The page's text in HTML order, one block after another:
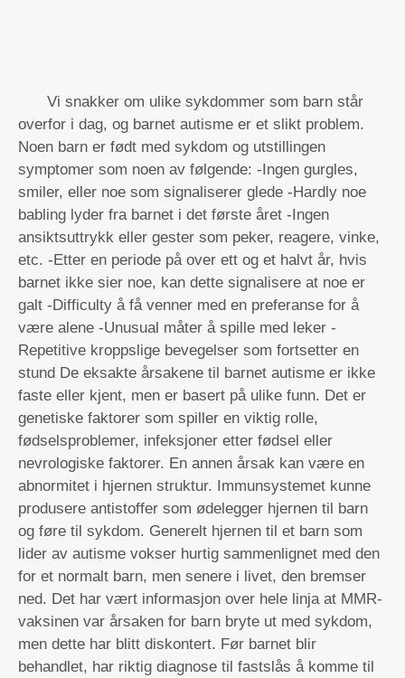
Vi snakker om ulike sykdommer som barn står
overfor i dag, og barnet autisme er et slikt problem.
Noen barn er født med sykdom og utstillingen
symptomer som noen av følgende: -Ingen gurgles,
smiler, eller noe som signaliserer glede -Hardly noe
babling lyder fra barnet i det første året -Ingen
ansiktsuttrykk eller gester som peker, reagere, vinke,
etc. -Etter en periode på over ett og et halvt år, hvis
barnet ikke sier noe, kan dette signalisere at noe er
galt -Difficulty å få venner med en preferanse for å
være alene -Unusual måter å spille med leker -
Repetitive kroppslige bevegelser som fortsetter en
stund De eksakte årsakene til barnet autisme er ikke
faste eller kjent, men er basert på ulike funn. Det er
genetiske faktorer som spiller en viktig rolle,
fødselsproblemer, infeksjoner etter fødsel eller
nevrologiske faktorer. En annen årsak kan være en
abnormitet i hjernen struktur. Immunsystemet kunne
produsere antistoffer som ødelegger hjernen til barn
og føre til sykdom. Generelt hjernen til et barn som
lider av autisme vokser hurtig sammenlignet med den
for et normalt barn, men senere i livet, den bremser
ned. Det har vært informasjon over hele linja at MMR-
vaksinen var årsaken for barn bryte ut med sykdom,
men dette har blitt diskontert. Før barnet blir
behandlet, har riktig diagnose til fastslås å komme til